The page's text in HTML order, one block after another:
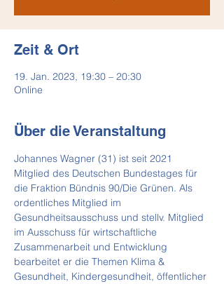
Zeit & Ort
19. Jan. 2023, 19:30 – 20:30
Online
Über die Veranstaltung
Johannes Wagner (31) ist seit 2021
Mitglied des Deutschen Bundestages für
die Fraktion Bündnis 90/Die Grünen. Als
ordentliches Mitglied im
Gesundheitsausschuss und stellv. Mitglied
im Ausschuss für wirtschaftliche
Zusammenarbeit und Entwicklung
bearbeitet er die Themen Klima &
Gesundheit, Kindergesundheit, öffentlicher